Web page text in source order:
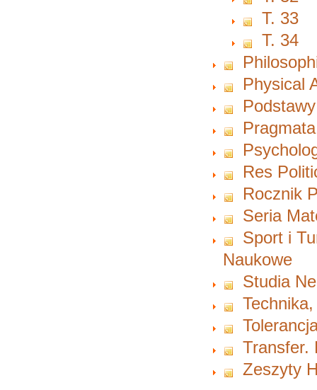
T. 33
T. 34
Physical
Res
Rocznik
Seria
Sport i
Naukowe
Studia
Transfer.
Zeszyty